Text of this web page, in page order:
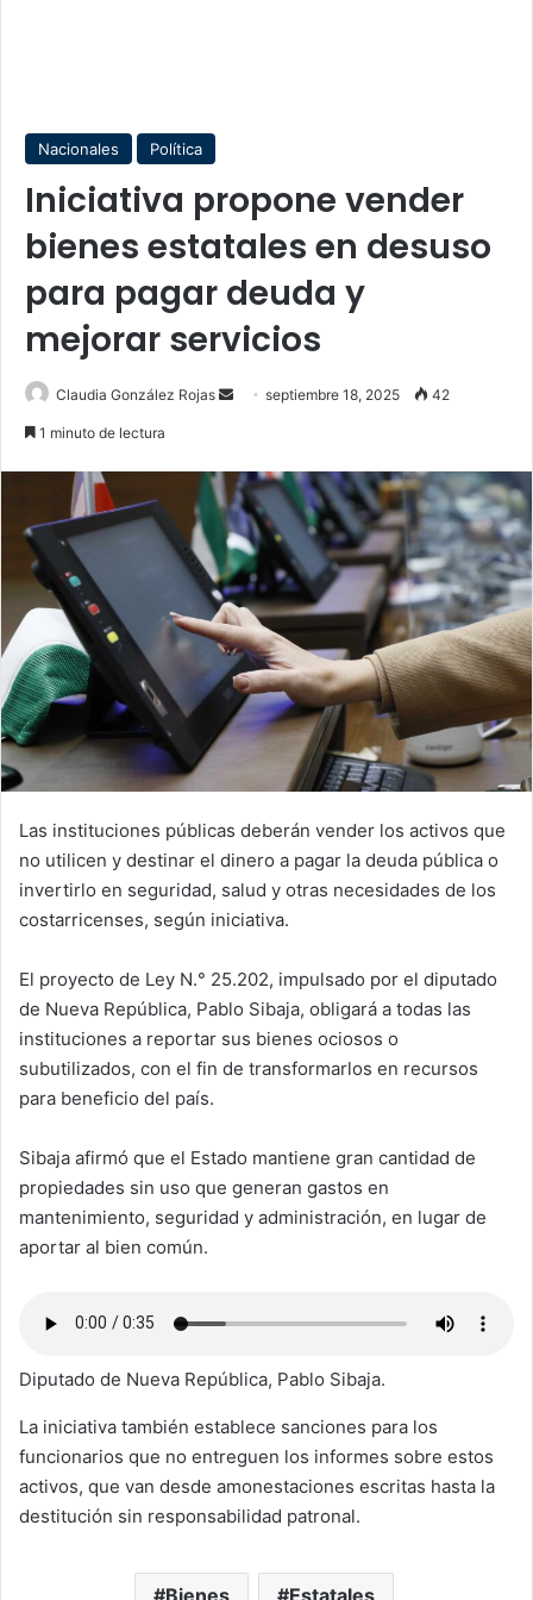
Nacionales Política
Iniciativa propone vender
bienes estatales en desuso
para pagar deuda y
mejorar servicios
Claudia González Rojas
Sendseptiembre 18, 2025 42
1 minuto de lectura
Las instituciones públicas deberán vender los activos que
no utilicen y destinar el dinero a pagar la deuda pública o
invertirlo en seguridad, salud y otras necesidades de los
costarricenses, según iniciativa.
El proyecto de Ley N.° 25.202, impulsado por el diputado
de Nueva República, Pablo Sibaja, obligará a todas las
instituciones a reportar sus bienes ociosos o
subutilizados, con el fin de transformarlos en recursos
para beneficio del país.
Sibaja afirmó que el Estado mantiene gran cantidad de
propiedades sin uso que generan gastos en
mantenimiento, seguridad y administración, en lugar de
aportar al bien común.
Diputado de Nueva República, Pablo Sibaja.
La iniciativa también establece sanciones para los
funcionarios que no entreguen los informes sobre estos
activos, que van desde amonestaciones escritas hasta la
destitución sin responsabilidad patronal.
Bienes Estatales